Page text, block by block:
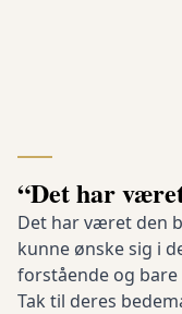
“Det har
Det har været den
kunne ønske sig i
forstående og
Tak til deres